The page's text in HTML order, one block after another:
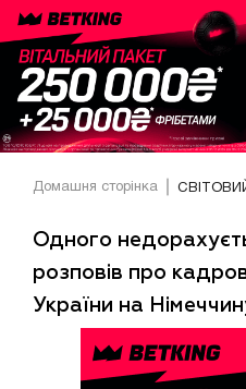
Домашня сторінка
Одного
розповів про
України на